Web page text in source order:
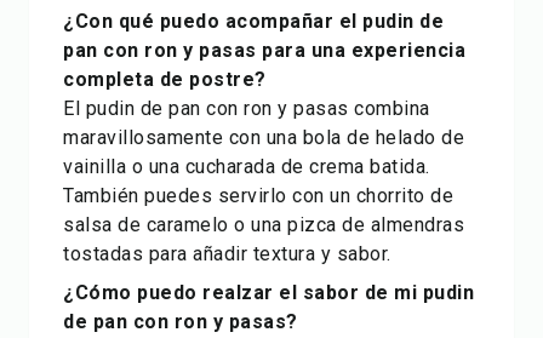
¿Con qué puedo acompañar el pudin de
pan con ron y pasas para una experiencia
completa de postre?
El pudin de pan con ron y pasas combina
maravillosamente con una bola de helado de
vainilla o una cucharada de crema batida.
También puedes servirlo con un chorrito de
salsa de caramelo o una pizca de almendras
tostadas para añadir textura y sabor.
¿Cómo puedo realzar el sabor de mi pudin
de pan con ron y pasas?